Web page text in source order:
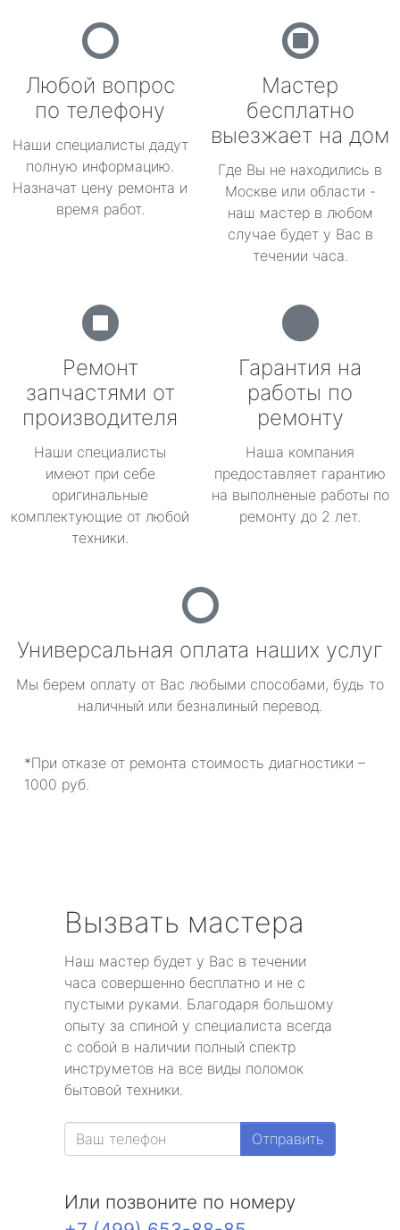
Любой вопрос
по телефону
Наши специалисты дадут
полную информацию.
Назначат цену ремонта и
время работ.
Мастер
бесплатно
выезжает на дом
Где Вы не находились в
Москве или области -
наш мастер в любом
случае будет у Вас в
течении часа.
Ремонт
запчастями от
производителя
Наши специалисты
имеют при себе
оригинальные
комплектующие от любой
техники.
Гарантия на
работы по
ремонту
Наша компания
предоставляет гарантию
на выполненые работы по
ремонту до 2 лет.
Универсальная оплата наших услуг
Мы берем оплату от Вас любыми способами, будь то
наличный или безналиный перевод.
*При отказе от ремонта стоимость диагностики –
1000 руб.
Вызвать мастера
Наш мастер будет у Вас в течении
часа совершенно бесплатно и не с
пустыми руками. Благодаря большому
опыту за спиной у специалиста всегда
с собой в наличии полный спектр
инструметов на все виды поломок
бытовой техники.
Отправить
Или позвоните по номеру